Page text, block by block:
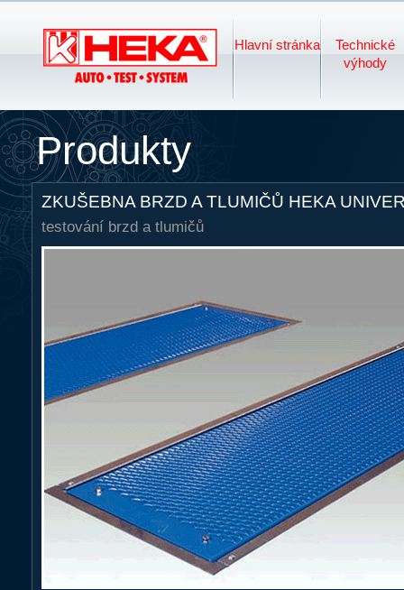
HEKA -
zkušebna brzd
autoservisy,
měření
Hlavní stránka
Technické
výhody
Produkty
ZKUŠEBNA BRZD A TLUMIČŮ HEKA
testování brzd a tlumičů